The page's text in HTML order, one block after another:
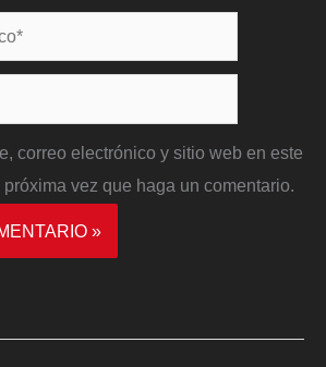
correo electrónico y sitio web en este
vez que haga un comentario.